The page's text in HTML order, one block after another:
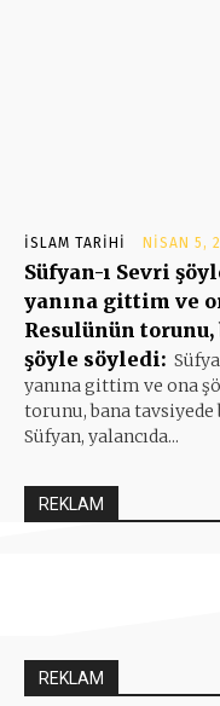
İSLAM TARIHI NISAN 5,
Süfyan-ı Sevri
yanına gittim ve
Resulünün torunu,
şöyle söyledi:
yanına gittim ve ona
torunu, bana tavsiyede
Süfyan, yalancıda...
REKLAM
REKLAM